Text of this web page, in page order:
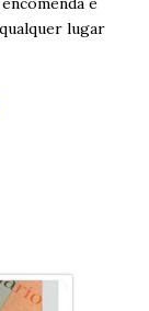
lugar